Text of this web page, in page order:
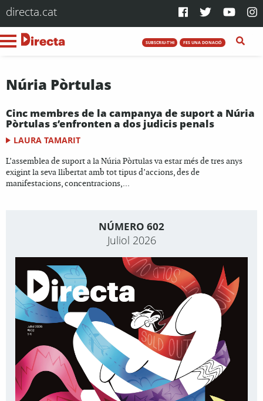
directa.cat
SUBSCRIU-T'HI FES UNA DONACIÓ
Núria Pòrtulas
Cinc membres de la campanya de suport a Núria
Pòrtulas s’enfronten a dos judicis penals
LAURA TAMARIT
L’assemblea de suport a la Núria Pòrtulas va estar més de tres anys
exigint la seva llibertat amb tot tipus d’accions, des de
manifestacions, concentracions,...
NÚMERO 602
Juliol 2026